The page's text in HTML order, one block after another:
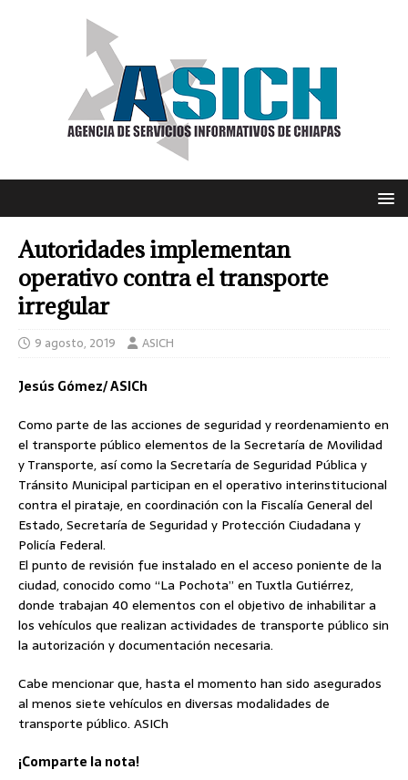
Autoridades implementan
operativo contra el transporte
irregular
9 agosto, 2019 ASICH
Jesús Gómez/ ASICh
Como parte de las acciones de seguridad y reordenamiento en
el transporte público elementos de la Secretaría de Movilidad
y Transporte, así como la Secretaría de Seguridad Pública y
Tránsito Municipal participan en el operativo interinstitucional
contra el pirataje, en coordinación con la Fiscalía General del
Estado, Secretaría de Seguridad y Protección Ciudadana y
Policía Federal.
El punto de revisión fue instalado en el acceso poniente de la
ciudad, conocido como “La Pochota” en Tuxtla Gutiérrez,
donde trabajan 40 elementos con el objetivo de inhabilitar a
los vehículos que realizan actividades de transporte público sin
la autorización y documentación necesaria.
Cabe mencionar que, hasta el momento han sido asegurados
al menos siete vehículos en diversas modalidades de
transporte público. ASICh
¡Comparte la nota!